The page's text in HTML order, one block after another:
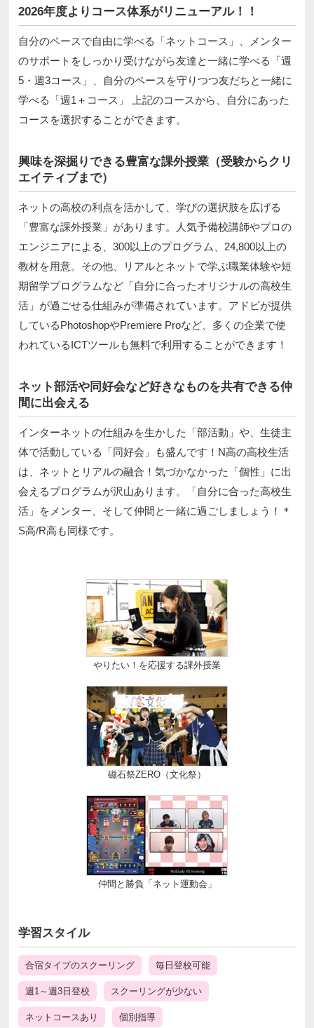
2026年度よりコース体系がリニューアル！！
自分のペースで自由に学べる「ネットコース」、メンター
のサポートをしっかり受けながら友達と一緒に学べる「週
5・週3コース」、自分のペースを守りつつ友だちと一緒に
学べる「週1＋コース」 上記のコースから、自分にあった
コースを選択することができます。
興味を深掘りできる豊富な課外授業（受験からクリ
エイティブまで）
ネットの高校の利点を活かして、学びの選択肢を広げる
「豊富な課外授業」があります。人気予備校講師やプロの
エンジニアによる、300以上のプログラム、24,800以上の
教材を用意。その他、リアルとネットで学ぶ職業体験や短
期留学プログラムなど「自分に合ったオリジナルの高校生
活」が過ごせる仕組みが準備されています。アドビが提供
しているPhotoshopやPremiere Proなど、多くの企業で使
われているICTツールも無料で利用することができます！
ネット部活や同好会など好きなものを共有できる仲
間に出会える
インターネットの仕組みを生かした「部活動」や、生徒主
体で活動している「同好会」も盛んです！N高の高校生活
は、ネットとリアルの融合！気づかなかった「個性」に出
会えるプログラムが沢山あります。「自分に合った高校生
活」をメンター、そして仲間と一緒に過ごしましょう！＊
S高/R高も同様です。
やりたい！を応援する課外授業
磁石祭ZERO（文化祭）
仲間と勝負「ネット運動会」
学習スタイル
合宿タイプのスクーリング 毎日登校可能
週1～週3日登校 スクーリングが少ない
ネットコースあり 個別指導